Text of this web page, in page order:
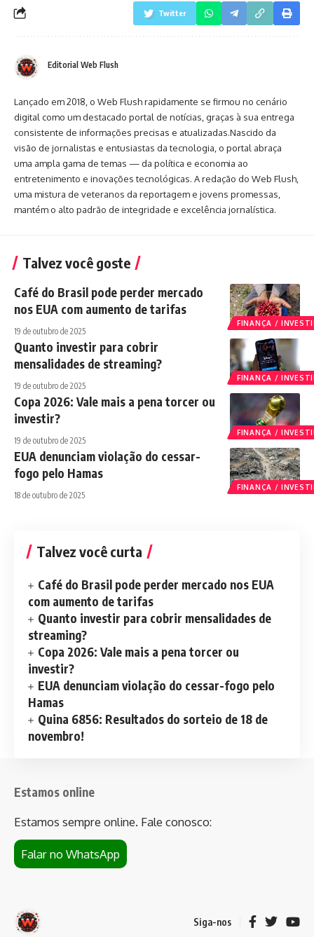
Twitter
Editorial Web Flush
Lançado em 2018, o Web Flush rapidamente se firmou no cenário
digital como um destacado portal de notícias, graças à sua entrega
consistente de informações precisas e atualizadas.Nascido da
visão de jornalistas e entusiastas da tecnologia, o portal abraça
uma ampla gama de temas — da política e economia ao
entretenimento e inovações tecnológicas. A redação do Web Flush,
uma mistura de veteranos da reportagem e jovens promessas,
mantém o alto padrão de integridade e excelência jornalística.
Talvez você goste
FINANÇA /
Café do Brasil pode perder mercado
nos EUA com aumento de tarifas
19 de outubro de 2025
FINANÇA /
Quanto investir para cobrir
mensalidades de streaming?
19 de outubro de 2025
FINANÇA /
Copa 2026: Vale mais a pena torcer ou
investir?
19 de outubro de 2025
FINANÇA /
EUA denunciam violação do cessar-
fogo pelo Hamas
18 de outubro de 2025
Talvez você curta
Café do Brasil pode perder mercado nos EUA
com aumento de tarifas
Quanto investir para cobrir mensalidades de
streaming?
Copa 2026: Vale mais a pena torcer ou
investir?
EUA denunciam violação do cessar-fogo pelo
Hamas
Quina 6856: Resultados do sorteio de 18 de
novembro!
Estamos online
Estamos sempre online. Fale conosco:
Falar no WhatsApp
Siga-nos